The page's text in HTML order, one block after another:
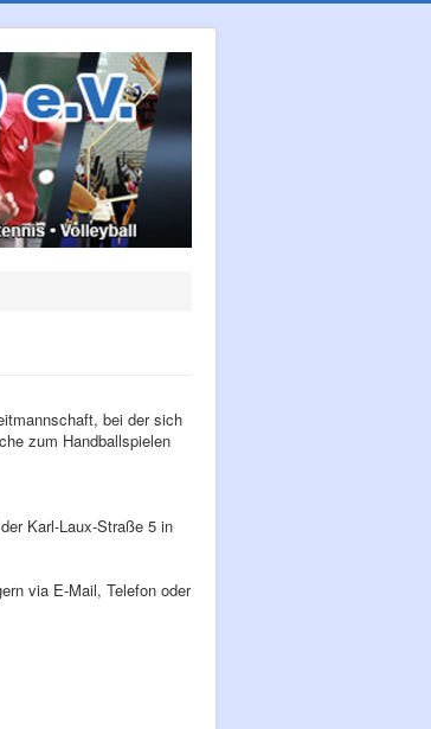
bei der sich
zum Handballspielen
Karl-Laux-Straße 5 in
via E-Mail, Telefon oder